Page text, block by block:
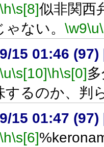
\s[8]似非関西
ゃない。 \w9\u
15 01:46 (97)
\s[10]\h\s[0]
するのか、判
15 01:47 (97)
\s[6]